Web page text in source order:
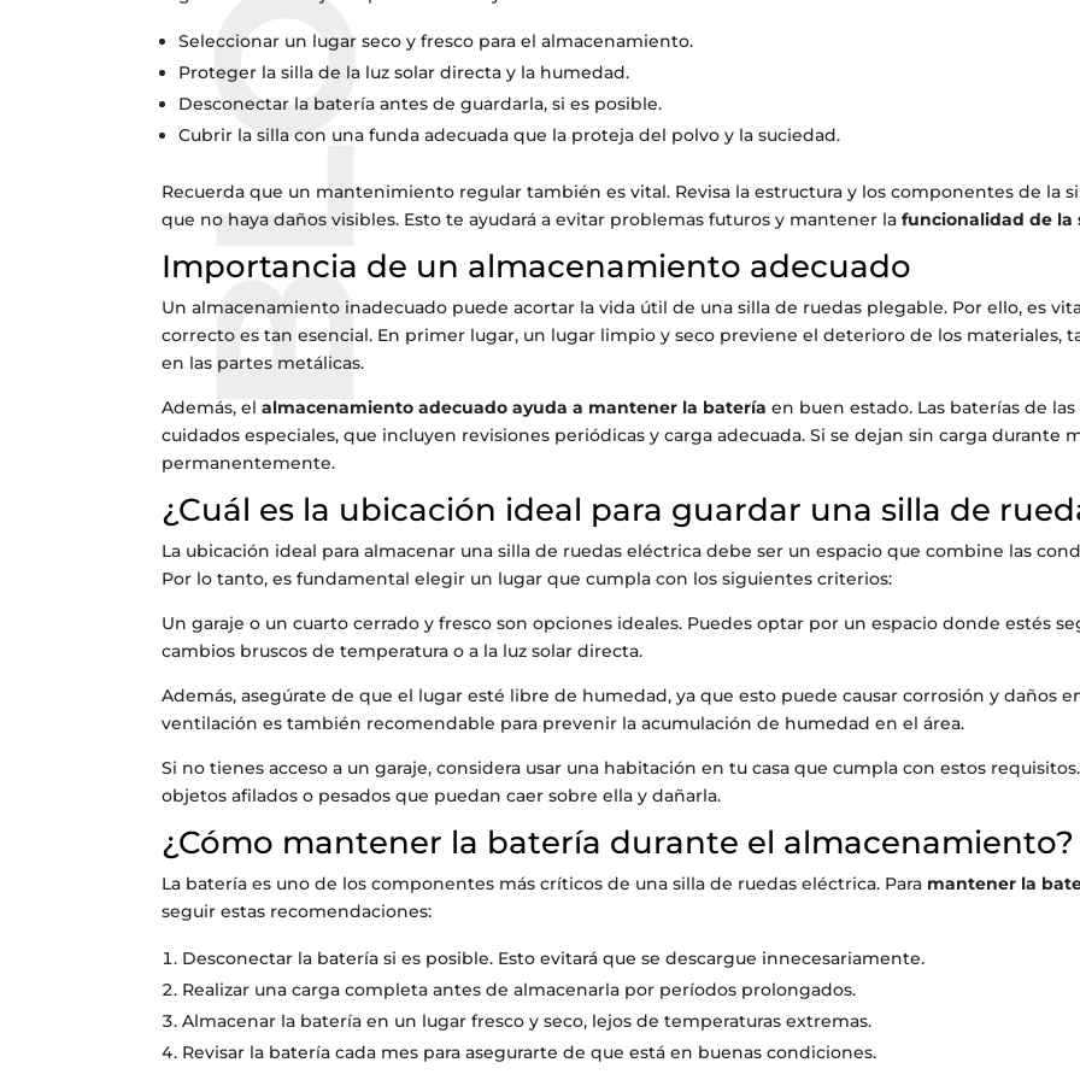
BLOG
Seleccionar un lugar seco y fresco para el almacenamiento.
Proteger la silla de la luz solar directa y la humedad.
Desconectar la batería antes de guardarla, si es posible.
Cubrir la silla con una funda adecuada que la proteja del polvo y la suciedad.
Recuerda que un mantenimiento regular también es vital. Revisa la estructura y los componentes de la
que no haya daños visibles. Esto te ayudará a evitar problemas futuros y mantener lafuncionalidad de la
Importancia de un almacenamiento adecuado
Un almacenamiento inadecuado puede acortar la vida útil de una silla de ruedas plegable. Por ello, es
correcto es tan esencial. En primer lugar, un lugar limpio y seco previene el deterioro de los materiales,
en las partes metálicas.
Además, elalmacenamiento adecuado ayuda a mantener la batería en buen estado. Las baterías de
cuidados especiales, que incluyen revisiones periódicas y carga adecuada. Si se dejan sin carga durante
permanentemente.
¿Cuál es la ubicación ideal para guardar una silla de
La ubicación ideal para almacenar una silla de ruedas eléctrica debe ser un espacio que combine las
Por lo tanto, es fundamental elegir un lugar que cumpla con los siguientes criterios:
Un garaje o un cuarto cerrado y fresco son opciones ideales. Puedes optar por un espacio donde estés
cambios bruscos de temperatura o a la luz solar directa.
Además, asegúrate de que el lugar esté libre de humedad, ya que esto puede causar corrosión y daños
ventilación es también recomendable para prevenir la acumulación de humedad en el área.
Si no tienes acceso a un garaje, considera usar una habitación en tu casa que cumpla con estos
objetos afilados o pesados que puedan caer sobre ella y dañarla.
¿Cómo mantener la batería durante el almacenamiento?
La batería es uno de los componentes más críticos de una silla de ruedas eléctrica. Para mantener la
seguir estas recomendaciones:
Desconectar la batería si es posible. Esto evitará que se descargue innecesariamente.
Realizar una carga completa antes de almacenarla por períodos prolongados.
Almacenar la batería en un lugar fresco y seco, lejos de temperaturas extremas.
Revisar la batería cada mes para asegurarte de que está en buenas condiciones.